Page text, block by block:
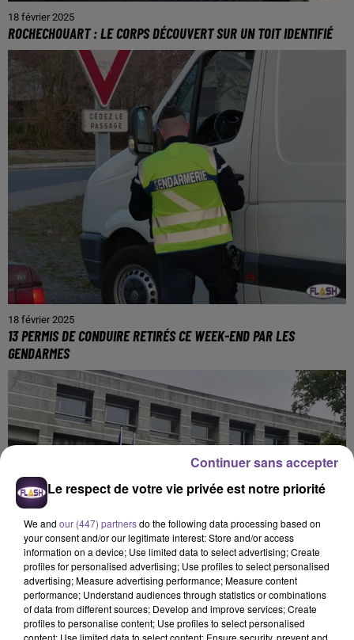
18 février 2025
ROCHECHOUART : LE CORPS DÉCOUVERT SUR UN TOIT IDENTIFIÉ
18 février 2025
13 PERMIS DE CONDUIRE RETIRÉS CE WEEK-END PAR LES
GENDARMES
Le respect de votre vie privée est notre priorité
We and our (447) partnersdo the following data processing based on
your consent and/or our legitimate interest: Store and/or access
information on a device; Use limited data to select advertising; Create
profiles for personalised advertising; Use profiles to select personalised
advertising; Measure advertising performance; Measure content
performance; Understand audiences through statistics or combinations
of data from different sources; Develop and improve services; Create
profiles to personalise content; Use profiles to select personalised
content; Use limited data to select content; Ensure security, prevent and
Continuer sans accepter